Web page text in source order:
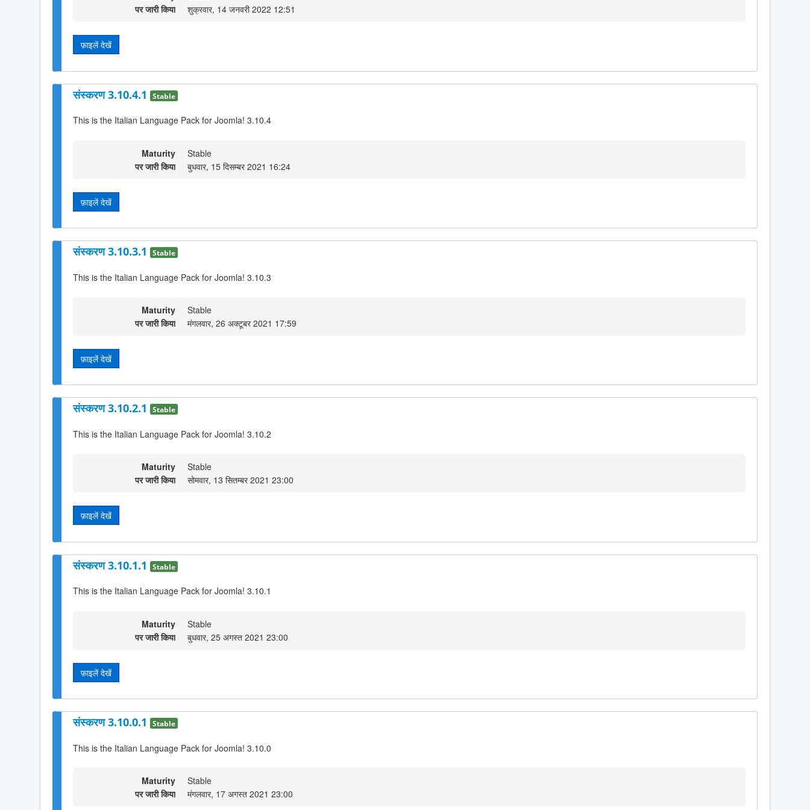
पर जारी किया
शुक्रवार, 14 जनवरी 2022 12:51
फ़ाइलें देखें
संस्करण 3.10.4.1 Stable
This is the Italian Language Pack for Joomla! 3.10.4
Maturity
Stable
पर जारी किया
बुधवार, 15 दिसम्बर 2021 16:24
फ़ाइलें देखें
संस्करण 3.10.3.1 Stable
This is the Italian Language Pack for Joomla! 3.10.3
Maturity
Stable
पर जारी किया
मंगलवार, 26 अक्टूबर 2021 17:59
फ़ाइलें देखें
संस्करण 3.10.2.1 Stable
This is the Italian Language Pack for Joomla! 3.10.2
Maturity
Stable
पर जारी किया
सोमवार, 13 सितम्बर 2021 23:00
फ़ाइलें देखें
संस्करण 3.10.1.1 Stable
This is the Italian Language Pack for Joomla! 3.10.1
Maturity
Stable
पर जारी किया
बुधवार, 25 अगस्त 2021 23:00
फ़ाइलें देखें
संस्करण 3.10.0.1 Stable
This is the Italian Language Pack for Joomla! 3.10.0
Maturity
Stable
पर जारी किया
मंगलवार, 17 अगस्त 2021 23:00